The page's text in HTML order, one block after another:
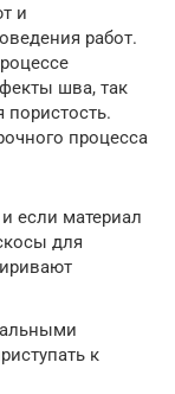
и
работ.
шва, так
процесса
если материал
для
к